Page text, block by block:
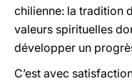
chilienne: la tradition
valeurs spirituelles
développer un
C’est avec